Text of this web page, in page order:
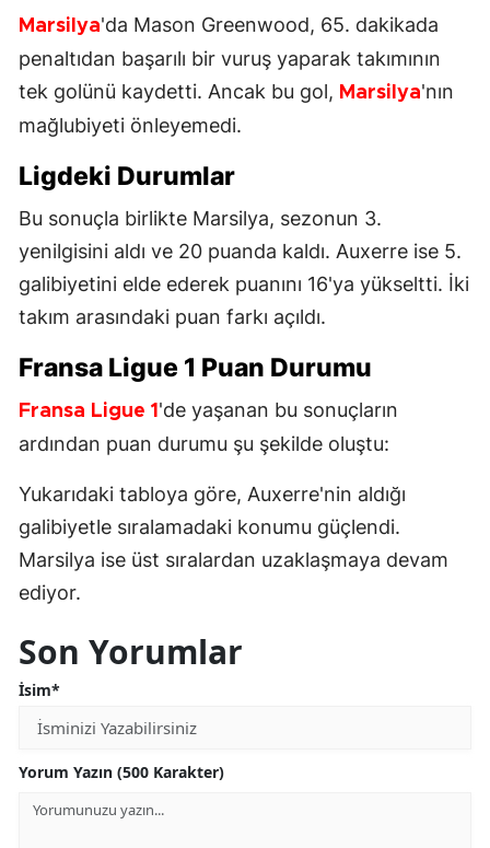
Marsilya'da Mason Greenwood, 65. dakikada
penaltıdan başarılı bir vuruş yaparak takımının
tek golünü kaydetti. Ancak bu gol, Marsilya'nın
mağlubiyeti önleyemedi.
Ligdeki Durumlar
Bu sonuçla birlikte Marsilya, sezonun 3.
yenilgisini aldı ve 20 puanda kaldı. Auxerre ise 5.
galibiyetini elde ederek puanını 16'ya yükseltti. İki
takım arasındaki puan farkı açıldı.
Fransa Ligue 1 Puan Durumu
Fransa Ligue 1 'de yaşanan bu sonuçların
ardından puan durumu şu şekilde oluştu:
Yukarıdaki tabloya göre, Auxerre'nin aldığı
galibiyetle sıralamadaki konumu güçlendi.
Marsilya ise üst sıralardan uzaklaşmaya devam
ediyor.
Son Yorumlar
İsim*
Yorum Yazın (500 Karakter)